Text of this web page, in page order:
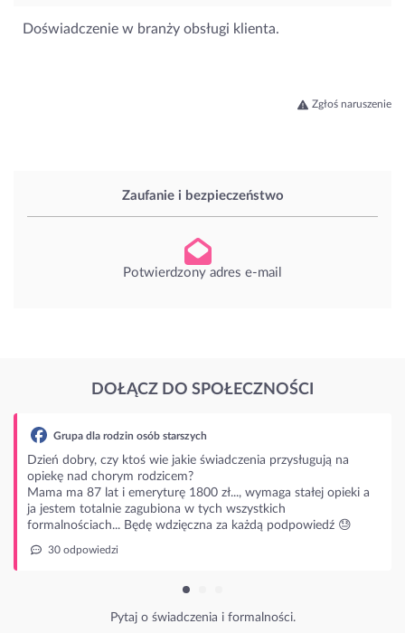
Zaufanie i bezpieczeństwo
Potwierdzony adres e-mail
Doświadczenie w branży obsługi klienta.
Zgłoś naruszenie
DOŁĄCZ DO SPOŁECZNOŚCI
dla rodzin osób starszych
czy ktoś wie jakie świadczenia przysługują na
chorym rodzicem?
87 lat i emeryturę 1800 zł..., wymaga stałej opieki a
totalnie zagubiona w tych wszystkich
Będę wdzięczna za każdą podpowiedź 😓
Pytaj o świadczenia i formalności.